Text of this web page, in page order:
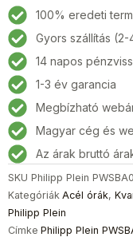
PWSBA0623
Street
Couture
Chronograph
Női
karóra
38mm
5ATM
mennyiség
100% eredeti
Gyors szállítás (2-
14 napos
1-3 év garancia
Megbízható
Magyar cég és
Az árak bruttó
SKU Philipp Plein
Kategóriák Acél órák,
Philipp Plein
Címke Philipp Plein